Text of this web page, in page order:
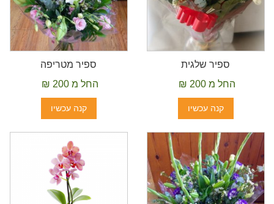
ספיר שלגית
החל מ 200 ₪
קנה עכשיו
ספיר מטריפה
החל מ 200 ₪
קנה עכשיו